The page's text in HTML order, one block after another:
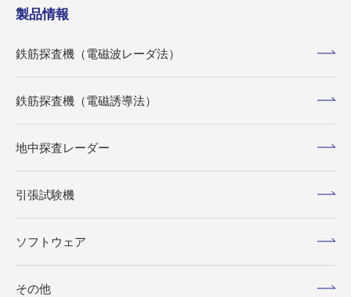
製品情報
鉄筋探査機（電磁波レーダ法）
鉄筋探査機（電磁誘導法）
地中探査レーダー
引張試験機
ソフトウェア
その他